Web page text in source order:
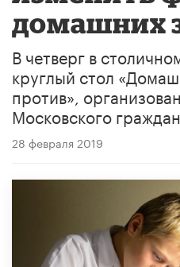
домашних
В четверг в
круглый стол
против»,
Московского
28 февраля 2019